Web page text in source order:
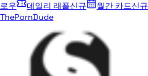
로우
데일리 래플신규 월간 카드신규
ThePornDude